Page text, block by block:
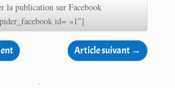
la publication sur Facebook
id= »1″]
Article suivant →